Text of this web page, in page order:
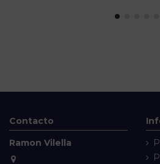
Contacto
Ramon Vilella